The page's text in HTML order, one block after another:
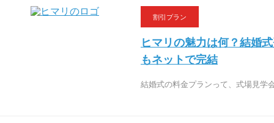
割引プラン
ヒマリの魅力は何？結婚
もネットで完結
結婚式の料金プランって、式場見